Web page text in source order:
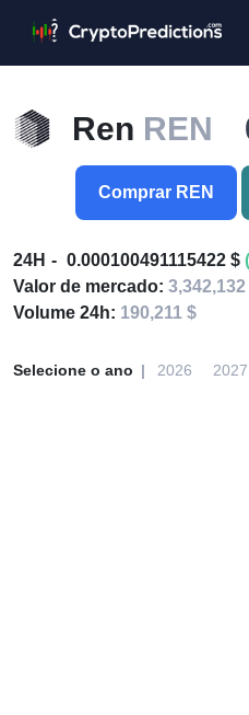
Ren REN
Comprar REN
24H 0.000100491115422 $
Valor de mercado: 3,342,132
Volume 24h: 190,211 $
Selecione o ano 2026 2027